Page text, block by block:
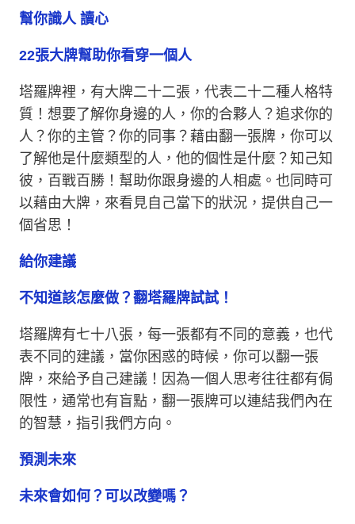
幫你識人 讀心
22張大牌幫助你看穿一個人
塔羅牌裡，有大牌二十二張，代表二十二種人格特
質！想要了解你身邊的人，你的合夥人？追求你的
人？你的主管？你的同事？藉由翻一張牌，你可以
了解他是什麼類型的人，他的個性是什麼？知己知
彼，百戰百勝！幫助你跟身邊的人相處。也同時可
以藉由大牌，來看見自己當下的狀況，提供自己一
個省思！
給你建議
不知道該怎麼做？翻塔羅牌試試！
塔羅牌有七十八張，每一張都有不同的意義，也代
表不同的建議，當你困惑的時候，你可以翻一張
牌，來給予自己建議！因為一個人思考往往都有侷
限性，通常也有盲點，翻一張牌可以連結我們內在
的智慧，指引我們方向。
預測未來
未來會如何？可以改變嗎？